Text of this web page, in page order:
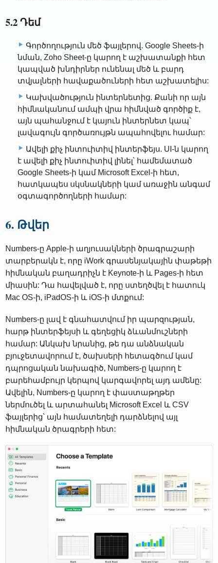
5.2 Դեմ
Գործողություն մեծ ֆայլերով. Google Sheets-ի
նման, Zoho Sheet-ը կարող է աշխատանքի հետ
կապված խնդիրներ ունենալ մեծ և բարդ
տվյալների հավաքածուների հետ աշխատելիս:
Կախվածություն ինտերնետից. Քանի որ այն
հիմնականում ամպի վրա հիմնված գործիք է,
այն պահանջում է կայուն ինտերնետ կապ՝
լավագույն գործառույթն ապահովելու համար:
Ավելի քիչ ինտուիտիվ ինտերֆեյս. UI-ն կարող
է ավելի քիչ ինտուիտիվ լինել՝ համեմատած
Google Sheets-ի կամ Microsoft Excel-ի հետ,
հատկապես սկսնակների կամ առաջին անգամ
օգտագործողների համար:
6. Թվեր
Numbers-ը Apple-ի աղյուսակների ծրագրաշարի
տարբերակն է, որը iWork գրասենյակային փաթեթի
հիմնական բաղադրիչն է Keynote-ի և Pages-ի հետ
միասին: Դա հավելված է, որը ստեղծվել է հատուկ
Mac OS-ի, iPadOS-ի և iOS-ի մտքում:
Numbers-ը լավ է գնահատվում իր պարզության,
հարթ ինտերֆեյսի և գեղեցիկ ձևանմուշների
համար: Անկախ նրանից, թե դա անձնական
բյուջետավորում է, ծախսերի հետագծում կամ
դպրոցական նախագիծ, Numbers-ը կարող է
բարեհամբույր կերպով կարգավորել այդ ամենը:
Ավելին, Numbers-ը կարող է փաստաթղթեր
ներմուծել և արտահանել Microsoft Excel և CSV
ֆայլերից՝ այն համատեղելի դարձնելով այլ
հիմնական ծրագրերի հետ: